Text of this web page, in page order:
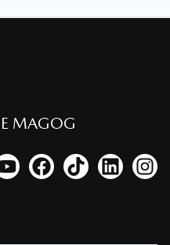
MAGOG
notre compte Twitter
Lien vers notre chaîne
Lien vers notre page
Lien vers notre
Lien vers
Lien